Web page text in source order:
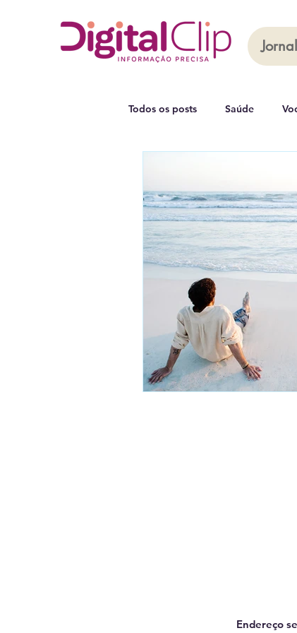
Todos os posts Saúde
Endereço